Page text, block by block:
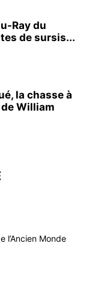
Ray du
de sursis...
la chasse à
William
l’Ancien Monde